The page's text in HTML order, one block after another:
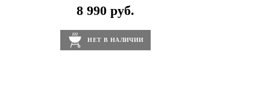
8 990 руб.
НЕТ В НАЛИЧИИ